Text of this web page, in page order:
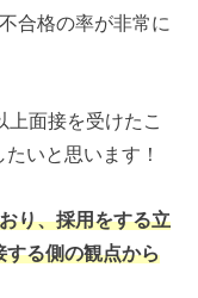
不合格の率が非常に
面接を受けたこ
いと思います！
り、採用をする立
する側の観点から